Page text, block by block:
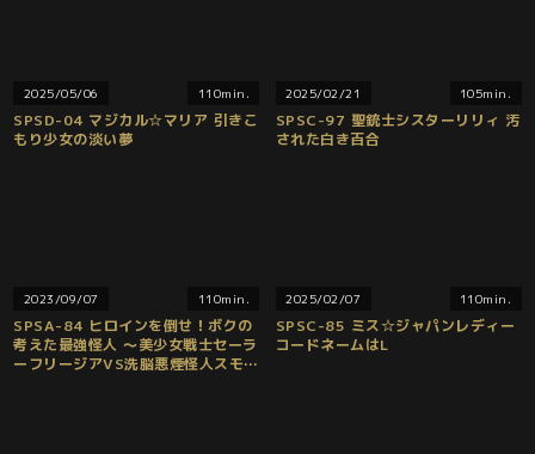
2025/05/06 110min.
SPSD-04 マジカル☆マリア 引きこ
もり少女の淡い夢
2025/02/21 105min.
SPSC-97 聖銃士シスターリリィ 汚
された白き百合
2023/09/07 110min.
SPSA-84 ヒロインを倒せ！ボクの
考えた最強怪人 ～美少女戦士セーラ
ーフリージアVS洗脳悪煙怪人スモー
2025/02/07 110min.
SPSC-85 ミス☆ジャパンレディー
コードネームはL